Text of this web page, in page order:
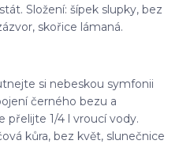
Složení: šípek slupky, bez
skořice lámaná.
si nebeskou symfonii
černého bezu a
přelijte 1/4 l vroucí vody.
kůra, bez květ, slunečnice